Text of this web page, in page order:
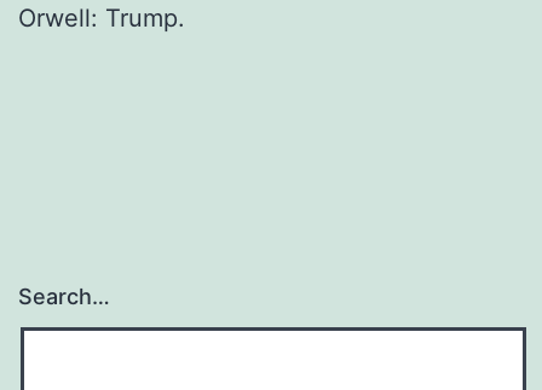
Orwell: Trump.
Search…